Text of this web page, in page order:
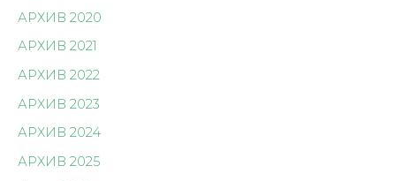
АРХИВ 2020
АРХИВ 2021
АРХИВ 2022
АРХИВ 2023
АРХИВ 2024
АРХИВ 2025